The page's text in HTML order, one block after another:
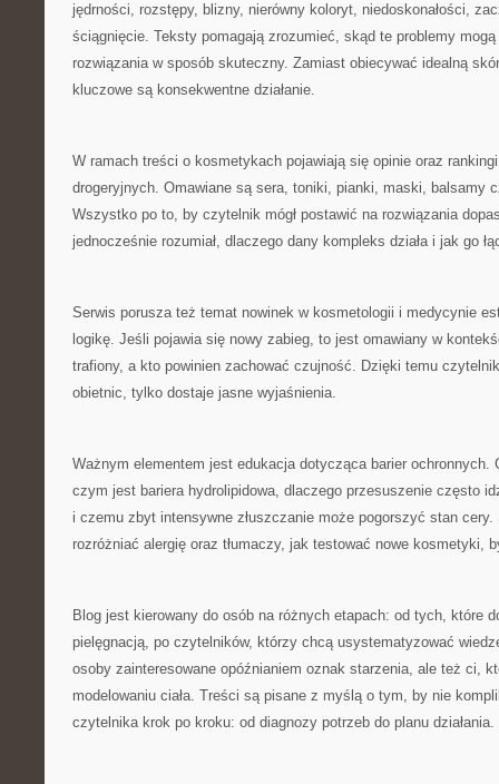
jędrności, rozstępy, blizny, nierówny koloryt, niedoskonałości,
ściągnięcie. Teksty pomagają zrozumieć, skąd te problemy
rozwiązania w sposób skuteczny. Zamiast obiecywać idealną
kluczowe są konsekwentne działanie.
W ramach treści o kosmetykach pojawiają się opinie oraz
drogeryjnych. Omawiane są sera, toniki, pianki, maski, balsamy
Wszystko po to, by czytelnik mógł postawić na rozwiązania
jednocześnie rozumiał, dlaczego dany kompleks działa i jak go
Serwis porusza też temat nowinek w kosmetologii i medycynie
logikę. Jeśli pojawia się nowy zabieg, to jest omawiany w
trafiony, a kto powinien zachować czujność. Dzięki temu
obietnic, tylko dostaje jasne wyjaśnienia.
Ważnym elementem jest edukacja dotycząca barier ochronnych.
czym jest bariera hydrolipidowa, dlaczego przesuszenie często
i czemu zbyt intensywne złuszczanie może pogorszyć stan cery.
rozróżniać alergię oraz tłumaczy, jak testować nowe kosmetyki,
Blog jest kierowany do osób na różnych etapach: od tych, które
pielęgnacją, po czytelników, którzy chcą usystematyzować
osoby zainteresowane opóźnianiem oznak starzenia, ale też ci,
modelowaniu ciała. Treści są pisane z myślą o tym, by nie
czytelnika krok po kroku: od diagnozy potrzeb do planu działania.